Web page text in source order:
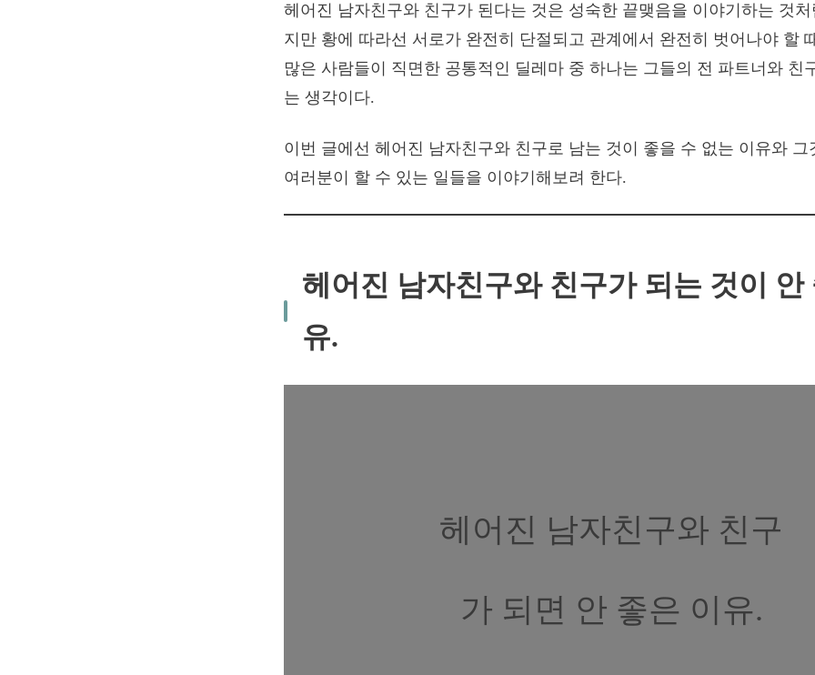
헤어진 남자친구와 친구가 된다는 것은 성숙한 끝맺음을 이야기하는 것
지만 황에 따라선 서로가 완전히 단절되고 관계에서 완전히 벗어나야 할
많은 사람들이 직면한 공통적인 딜레마 중 하나는 그들의 전 파트너와 친
는 생각이다.
이번 글에선 헤어진 남자친구와 친구로 남는 것이 좋을 수 없는 이유와 그
여러분이 할 수 있는 일들을 이야기해보려 한다.
헤어진 남자친구와 친구가 되는 것이 안
유.
헤어진 남자친구와 친구
가 되면 안 좋은 이유.